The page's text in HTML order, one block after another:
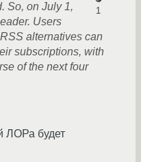
1
So, on July 1,
Users
alternatives can
subscriptions, with
of the next four
ЛОРа будет